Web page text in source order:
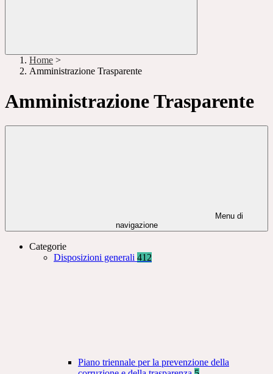
Home >
Amministrazione Trasparente
Amministrazione Trasparente
Menu di
navigazione
Categorie
Disposizioni generali 412
Piano triennale per la prevenzione della